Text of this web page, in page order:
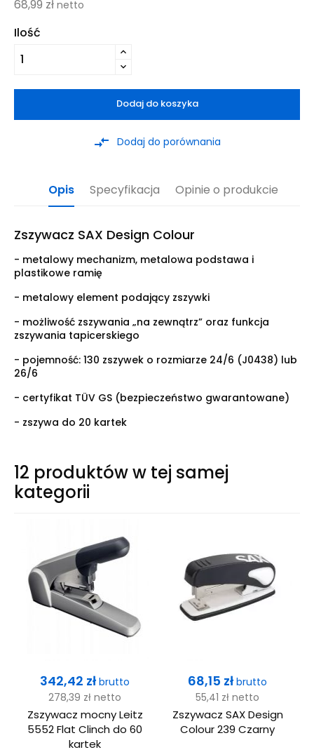
68,99 zł netto
Ilość
Dodaj do koszyka
compare_arrows Dodaj do porównania
Opis Specyfikacja Opinie o produkcie
Zszywacz SAX Design Colour
- metalowy mechanizm, metalowa podstawa i
plastikowe ramię
- metalowy element podający zszywki
- możliwość zszywania „na zewnątrz” oraz funkcja
zszywania tapicerskiego
- pojemność: 130 zszywek o rozmiarze 24/6 (J0438) lub
26/6
- certyfikat TÜV GS (bezpieczeństwo gwarantowane)
- zszywa do 20 kartek
12 produktów w tej samej
kategorii
Cena
342,42 złbrutto
278,39 zł netto
Zszywacz mocny Leitz
5552 Flat Clinch do 60
kartek
Cena
68,15 złbrutto
55,41 zł netto
Zszywacz SAX Design
Colour 239 Czarny